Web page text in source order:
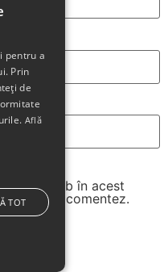
site-ul web în acest
o să comentez.
pentru a
Prin
de
Află
TOT